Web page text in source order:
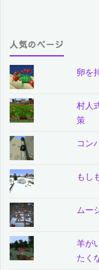
人気のページ
卵を
村人
策
コン
もし
ムー
羊が
たく